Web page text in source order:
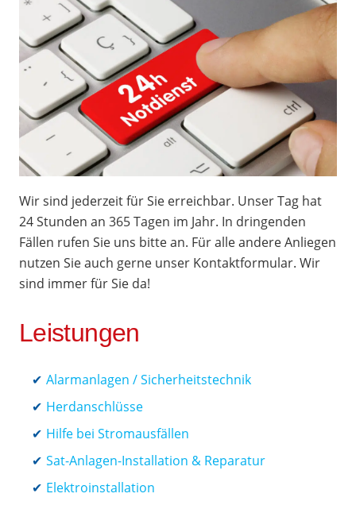
Wir sind jederzeit für Sie erreichbar. Unser Tag hat
24 Stunden an 365 Tagen im Jahr. In dringenden
Fällen rufen Sie uns bitte an. Für alle andere Anliegen
nutzen Sie auch gerne unser Kontaktformular. Wir
sind immer für Sie da!
Leistungen
Alarmanlagen / Sicherheitstechnik
Herdanschlüsse
Hilfe bei Stromausfällen
Sat-Anlagen-Installation & Reparatur
Elektroinstallation